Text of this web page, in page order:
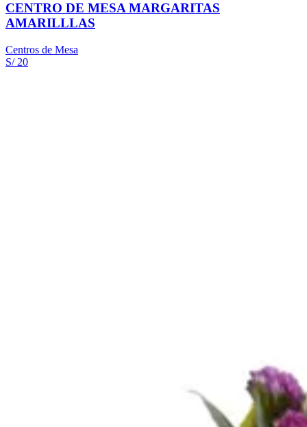
CENTRO DE MESA MARGARITAS
AMARILLLAS
Centros de Mesa
S/ 20